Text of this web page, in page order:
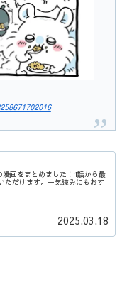
画をまとめました！1話から最
ただけます。一気読みにもおす
2025.03.18